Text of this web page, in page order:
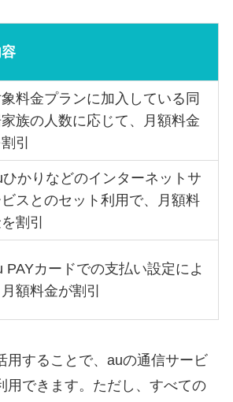
料金プランに加入している同
家族の人数に応じて、月額料金
引
ひかりなどのインターネットサ
スとのセット利用で、月額料
割引
PAYカードでの支払い設定によ
月額料金が割引
用することで、auの通信サービ
用できます。ただし、すべての